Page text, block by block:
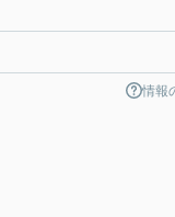
情報